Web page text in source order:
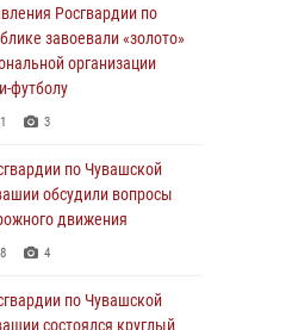
российских
в Первой мировой войне
причинении тяжкого вреда
Российской
Росгвардии по
завоевали «золото»
организации
футболу
3
по Чувашской
обсудили вопросы
движения
4
по Чувашской
состоялся круглый